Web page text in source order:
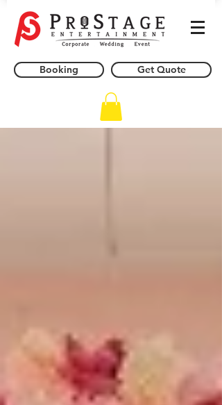
Booking Get Quote